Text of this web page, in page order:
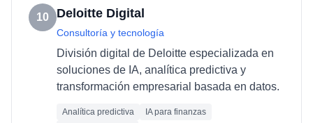
10 Deloitte Digital
Consultoría y tecnología
División digital de Deloitte especializada en
soluciones de IA, analítica predictiva y
transformación empresarial basada en datos.
Analítica predictiva
IA para finanzas